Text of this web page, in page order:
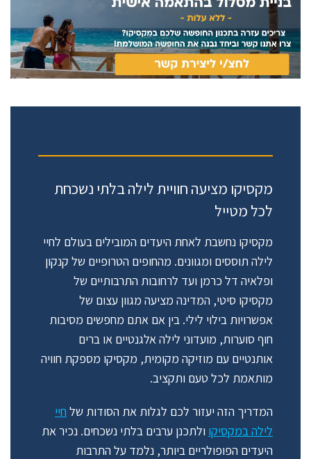
מקסיקו מציעה חוויית לילה בלתי נשכחת
לכל מטייל
מקסיקו נחשבת לאחת היעדים המובילים בעולם לחיי
לילה תוססים ומגוונים. מהחופים הטרופיים של קנקון
ופלאיה דל כרמן ועד לרחובות התרבותיים של
מקסיקו סיטי, המדינה מציעה מגוון עצום של
אפשרויות בילוי לילי. בין אם אתם מחפשים מסיבות
חוף סוערות, מועדוני לילה אלגנטיים או ברים
אותנטיים עם מוזיקה מקומית, מקסיקו מספקת חוויה
מותאמת לכל טעם ותקציב.
המדריך הזה יעזור לכם לגלות את הסודות של חיי
לילה במקסיקו ולתכנן ערבים בלתי נשכחים. נכיר את
היעדים הפופולריים ביותר, נלמד על התרבות